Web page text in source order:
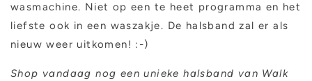
wasmachine. Niet op een te heet programma en het
liefste ook in een waszakje. De halsband zal er als
nieuw weer uitkomen! :-)
Shop vandaag nog een unieke halsband van Walk